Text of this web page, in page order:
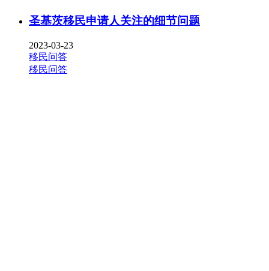
圣基茨移民申请人关注的细节问题
2023-03-23
移民问答
移民问答